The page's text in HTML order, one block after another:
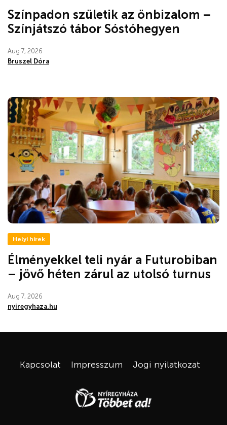
Színpadon születik az önbizalom –
Színjátszó tábor Sóstóhegyen
Aug 7, 2026
Bruszel Dóra
Helyi hírek
Élményekkel teli nyár a Futurobiban
– jövő héten zárul az utolsó turnus
Aug 7, 2026
nyiregyhaza.hu
Kapcsolat Impresszum Jogi nyilatkozat